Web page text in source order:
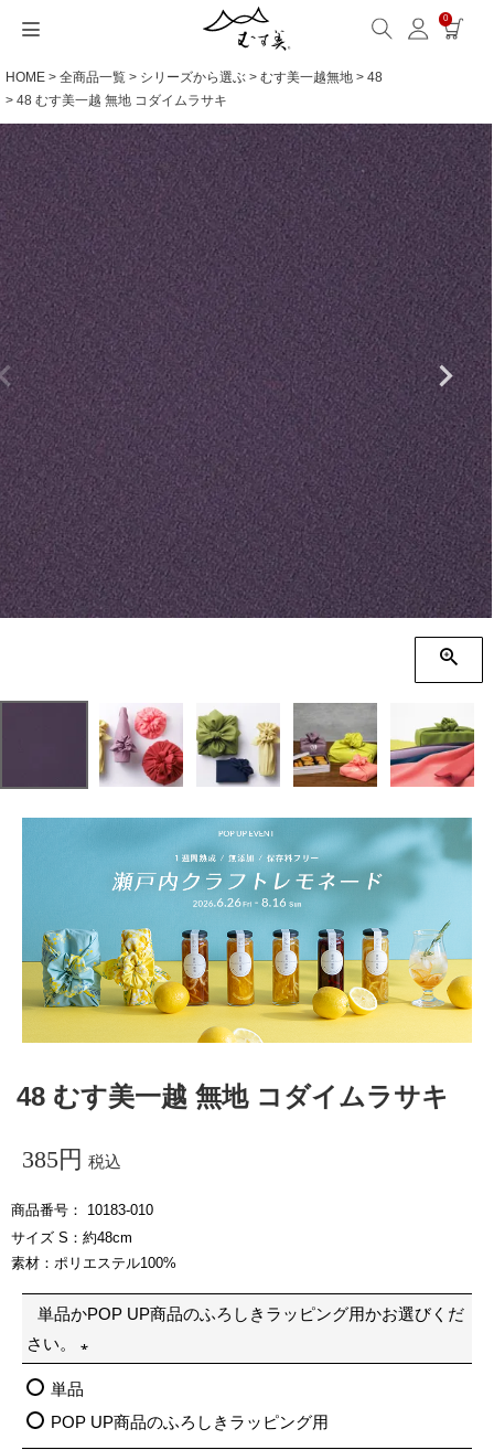
0
HOME 全商品一覧 シリーズから選ぶ むす美一越無地
48
48 むす美一越 無地 コダイムラサキ
48 むす美一越 無地 コダイムラサキ
385 税込
商品番号
10183-010
サイズ S：約48cm
素材：ポリエステル100%
単品かPOP UP商品のふろしきラッピング用かお選びくだ
さい。
必
単品
POP UP商品のふろしきラッピング用
サイズから選ぶ
サイズ一覧
Sサイズ(約45～50cm)
Mサイズ(約68～70cm)
Lサイズ(約90～120cm)
XLサイズ(約130cm～)
ギフトシーンから選ぶ
ギフトシーン一覧
内祝い
婚礼・引出物
卒入学・就職祝い
弔事・法事
記念品
海外へのお土産
季節の贈り物
プチギフト
ギフトラッピング
シーンから選ぶ
シーン一覧
毎日使うもの
お買い物
旅行
インテリア
ギフトラッピング
とっておきの日
素材から選ぶ
撥水加工
綿(コットン)
ポリエステル
リネン
ウール
レーヨン
正絹(絹100％)
シリーズ名から選ぶ
全てのシリーズ
アクアドロップ(撥水)
ミナ ペルホネン
ひめむすび(Adeline Klam)
kata kata
鈴木マサル
こはれ
竹久夢二
伊砂文様
リバーシブル
ふくさ（念珠）・はんかち・書籍
ふくさ・念珠入れ
はんかち・手ぬぐい
ふろしき書籍
名入れ・ラッピング
名入れ・記念品
無料ラッピング
紙箱・木箱
発送・お問い合わせ
送料・お支払い方法
海外発送の方（English）
よくあるご質問
お問い合わせ
包み方・お手入れ
洗濯・お手入れ
包み方・使い方
ワークショップ案内
ブログ・特集
読みもの(ブログ)
特集
キャンペーン情報
読みもの(ブログ)
読みもの一覧
一升餅におすすめ
ストール巻き方
洋服カバー
ふろしきパッチン活用
特集
特集一覧
ECOバッグ 100cm
ECOバッグ 70cm
OUTDOOR
むす美とは
About us
お取引をご希望の方